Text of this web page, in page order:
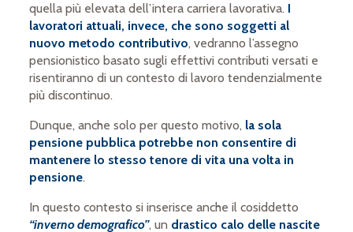
quella più elevata dell’intera carriera lavorativa. I
lavoratori attuali, invece, che sono soggetti al
nuovo metodo contributivo, vedranno l’assegno
pensionistico basato sugli effettivi contributi versati e
risentiranno di un contesto di lavoro tendenzialmente
più discontinuo.
Dunque, anche solo per questo motivo, la sola
pensione pubblica potrebbe non consentire di
mantenere lo stesso tenore di vita una volta in
pensione.
In questo contesto si inserisce anche il cosiddetto
“inverno demografico”, un drastico calo delle nascite